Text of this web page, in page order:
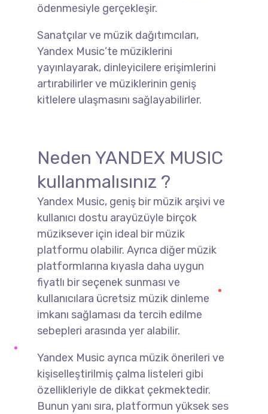
ödenmesiyle gerçekleşir.
Sanatçılar ve müzik dağıtımcıları,
Yandex Music’te müziklerini
yayınlayarak, dinleyicilere erişimlerini
artırabilirler ve müziklerinin geniş
kitlelere ulaşmasını sağlayabilirler.
Neden YANDEX MUSIC
kullanmalısınız ?
Yandex Music, geniş bir müzik arşivi ve
kullanıcı dostu arayüzüyle birçok
müziksever için ideal bir müzik
platformu olabilir. Ayrıca diğer müzik
platformlarına kıyasla daha uygun
fiyatlı bir seçenek sunması ve
kullanıcılara ücretsiz müzik dinleme
imkanı sağlaması da tercih edilme
sebepleri arasında yer alabilir.
Yandex Music ayrıca müzik önerileri ve
kişiselleştirilmiş çalma listeleri gibi
özellikleriyle de dikkat çekmektedir.
Bunun yanı sıra, platformun yüksek ses